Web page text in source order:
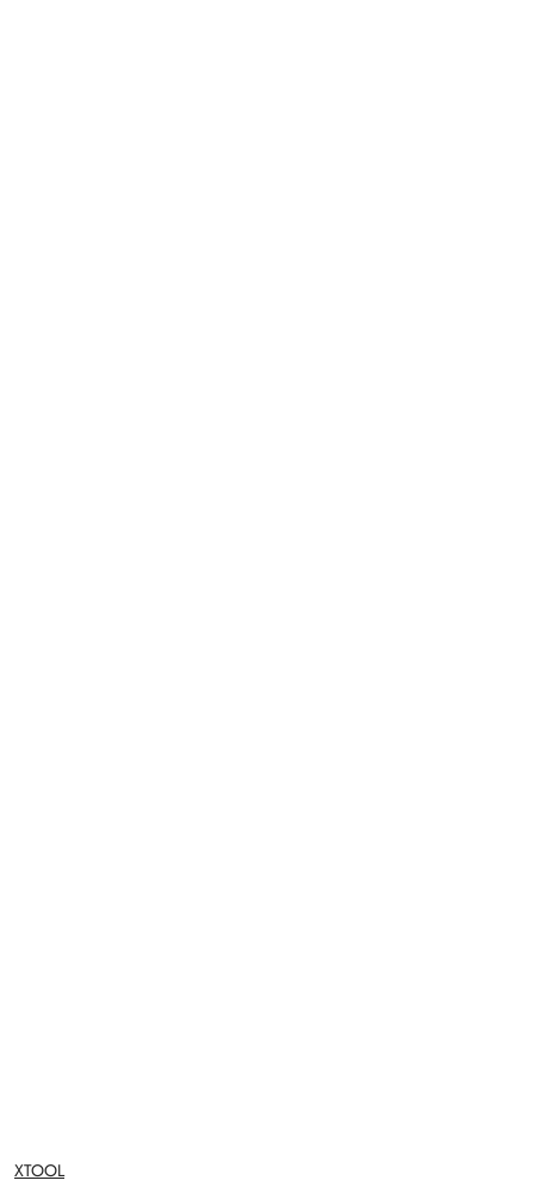
NAZWA
PRODUCENTA:
XTOOL